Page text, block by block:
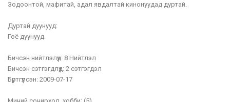
Зодоонтой, мафитай, адал явдалтай кинонуудад дуртай.
Дуртай дуунууд:
Гоё дуунууд.
Бичсэн нийтлэлүүд: 8 Нийтлэл
Бичсэн сэтгэгдлүүд: 2 сэтгэгдэл
Бүртгүүлсэн: 2009-07-17